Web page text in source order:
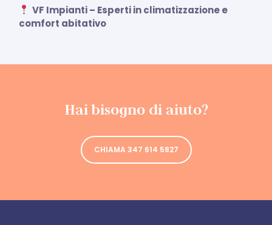
VF Impianti – Esperti in climatizzazione e
comfort abitativo
Hai bisogno di aiuto?
CHIAMA 347 614 5827